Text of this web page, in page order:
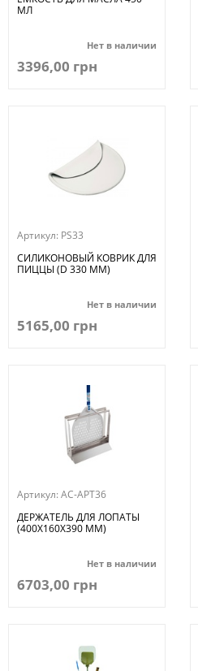
МЛ
Нет в наличии
3396,00 грн
Артикул: PS33
СИЛИКОНОВЫЙ КОВРИК ДЛЯ
ПИЦЦЫ (D 330 ММ)
Нет в наличии
5165,00 грн
Артикул: AC-APT36
ДЕРЖАТЕЛЬ ДЛЯ ЛОПАТЫ
(400Х160Х390 ММ)
Нет в наличии
6703,00 грн